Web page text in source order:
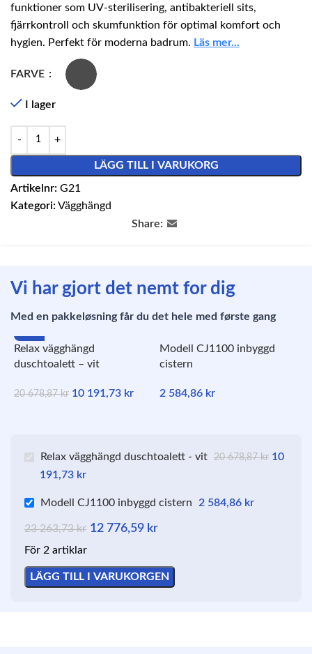
funktioner som UV-sterilisering, antibakteriell sits,
fjärrkontroll och skumfunktion för optimal komfort och
hygien. Perfekt för moderna badrum. Läs mer...
FARVE
I lager
LÄGG TILL I VARUKORG
Artikelnr: G21
Kategori: Vägghängd
Share:
Vi har gjort det nemt for dig
Med en pakkeløsning får du det hele med første gang
-51%
Relax vägghängd
duschtoalett – vit
20 678,87kr 10 191,73 kr
Modell CJ1100 inbyggd
cistern
2 584,86 kr
Relax vägghängd duschtoalett - vit 20 678,87kr 10
191,73 kr
Modell CJ1100 inbyggd cistern 2 584,86 kr
23 263,73kr 12 776,59 kr
För 2 artiklar
LÄGG TILL I VARUKORGEN